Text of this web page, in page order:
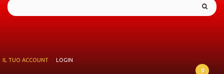
IL TUO ACCOUNT
LOGIN
0